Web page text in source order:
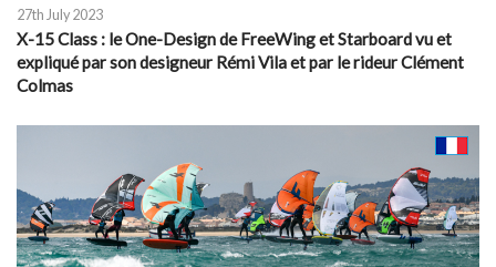
27th July 2023
X-15 Class : le One-Design de FreeWing et Starboard vu et
expliqué par son designeur Rémi Vila et par le rideur Clément
Colmas